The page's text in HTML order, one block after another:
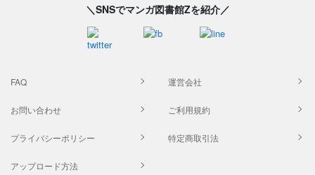
＼SNSでマンガ図書館Zを紹介／
FAQ 運営会社
お問い合わせ ご利用規約
プライバシーポリシー 特定商取引法
アップロード方法